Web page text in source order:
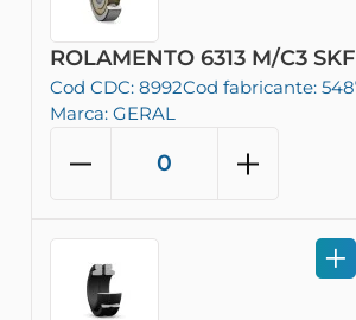
ROLAMENTO 6313 M/C3 SKF
Cod CDC: 8992Cod fabricante:
Marca: GERAL